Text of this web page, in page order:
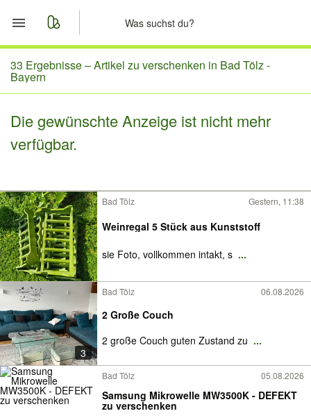
Start
Merkliste
Nachrichten
33 Ergebnisse –Artikel zu verschenken in Bad Tölz -
Bayern
Die gewünschte Anzeige ist nicht mehr
verfügbar.
Bad Tölz Gestern, 11:38
Weinregal 5 Stück aus Kunststoff
sie Foto, vollkommen intakt, s ...
3
Bad Tölz 06.08.2026
2 Große Couch
2 große Couch guten Zustand zu ...
Bad Tölz 05.08.2026
Samsung Mikrowelle MW3500K - DEFEKT
zu verschenken